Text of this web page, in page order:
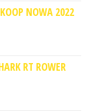
NOWA 2022
RT ROWER